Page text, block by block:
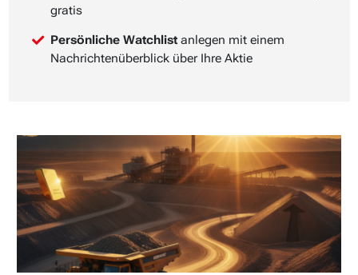
gratis
Persönliche Watchlist anlegen mit einem
Nachrichtenüberblick über Ihre Aktie